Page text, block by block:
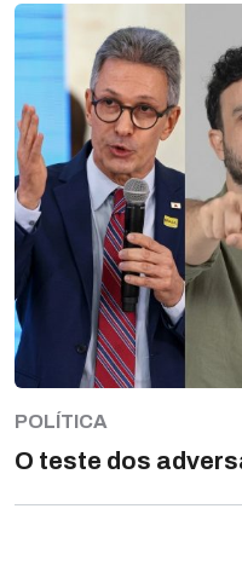
POLÍTICA
O teste dos